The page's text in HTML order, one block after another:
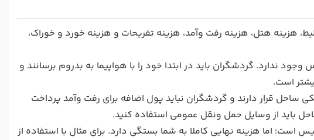
هزینه هتل، هزینه رفت وآمد، هزینه تفریحات و هزینه خورد و خوراک،
ندارد. گردشگران باید در ابتدا خود را با هواپیما به بدروم برسانند و
است.
ساحل قرار دارند و گردشگران نباید پول اضافه برای رفت وآمد پرداخت
باید از وسایل حمل ونقل عمومی استفاده کنید.
است؛ اما هزینه نهایی کاملا به شما بستگی دارد. برای مثال با استفاده از